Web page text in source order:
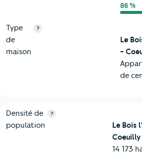
86 %
Type
de
maison
?
Le
-
de
2-Habitants
Critères Le Bois l'Abbe - Coeuilly
Densité de
population
?
Le Bois
Coeuilly
14 173